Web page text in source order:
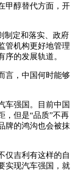
甲醇替代方面，开
制定和落实、政府
管机构更好地管理
序的发展轨道。
言，中国何时能够
车强国。目前中国
，但是“品质”不再
牌的鸿沟也会被抹
仅吉利有这样的自
实现汽车强国，就